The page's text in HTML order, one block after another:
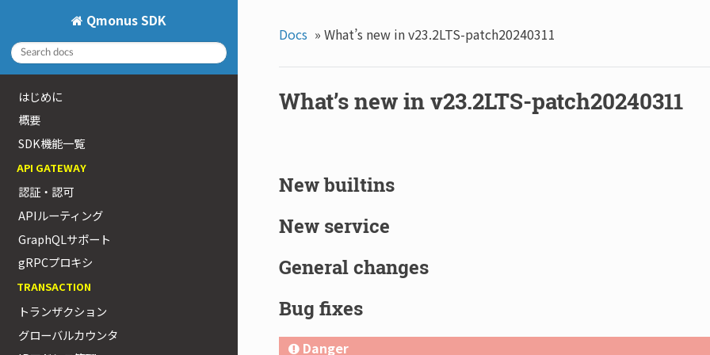
Qmonus SDK
はじめに
概要
SDK機能一覧
API GATEWAY
認証・認可
APIルーティング
GraphQLサポート
gRPCプロキシ
TRANSACTION
トランザクション
グローバルカウンタ
Docs » What’s new in v23.2LTS-patch20240311
What’s new in v23.2LTS-patch20240311
New builtins
New service
General changes
Bug fixes
Danger